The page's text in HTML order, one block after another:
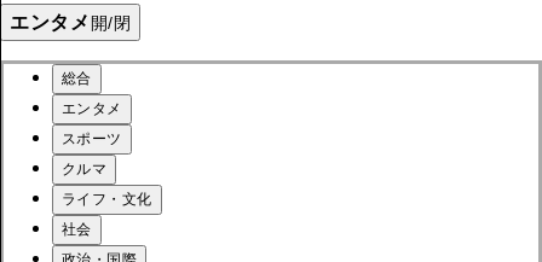
エンタメ開/閉
総合
エンタメ
スポーツ
クルマ
ライフ・文化
社会